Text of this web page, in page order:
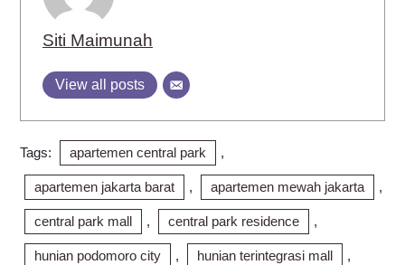
Siti Maimunah
View all posts
Tags: apartemen central park ,
apartemen jakarta barat , apartemen mewah jakarta ,
central park mall , central park residence ,
hunian podomoro city , hunian terintegrasi mall ,